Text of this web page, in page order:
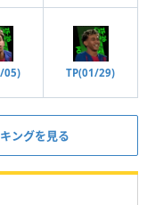
05) TP(01/29)
ングを見る